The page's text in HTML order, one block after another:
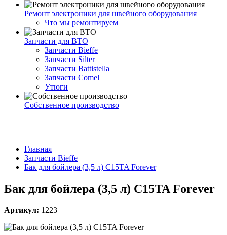
Ремонт электроники для швейного оборудования
Что мы ремонтируем
Запчасти для ВТО
Запчасти Bieffe
Запчасти Silter
Запчасти Battistella
Запчасти Comel
Утюги
Собственное производство
Главная
Запчасти Bieffe
Бак для бойлера (3,5 л) C15TA Forever
Бак для бойлера (3,5 л) C15TA Forever
Артикул: 1223